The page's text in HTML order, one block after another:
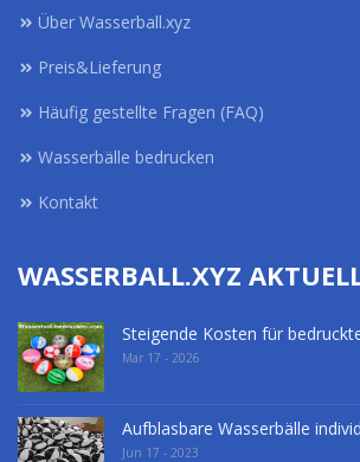
Über Wasserball.xyz
Preis&Lieferung
Häufig gestellte Fragen (FAQ)
Wasserbälle bedrucken
Kontakt
WASSERBALL.XYZ
Steigende Kosten für
Mar 17 - 2026
Aufblasbare Wasserbälle
Jun 17 - 2023